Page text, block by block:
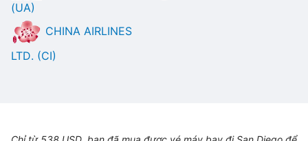
(UA)
CHINA AIRLINES
LTD. (CI)